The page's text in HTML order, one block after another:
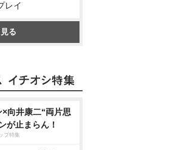
レイ
る
向井康二“両片思
が止まらん！
プ特集